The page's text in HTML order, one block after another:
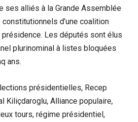
ses alliés à la Grande Assemblée
d’une coalition
présidence. Les députés sont élus
plurinominal à listes bloquées
ans.
présidentielles, Recep
Kiliçdaroglu, Alliance populaire,
tours, régime présidentiel,